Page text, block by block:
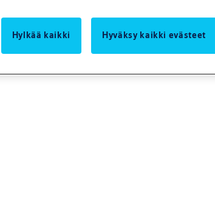
Hylkää kaikki Hyväksy kaikki evästeet